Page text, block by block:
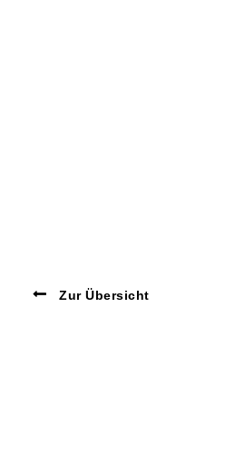
Zur Übersicht